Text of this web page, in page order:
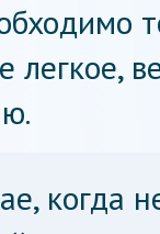
легкое,
когда